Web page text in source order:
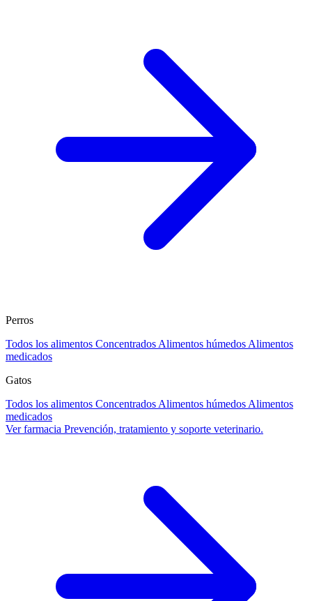
Perros
Todos los alimentos Concentrados Alimentos húmedos Alimentos
medicados
Gatos
Todos los alimentos Concentrados Alimentos húmedos Alimentos
medicados
Ver farmacia Prevención, tratamiento y soporte veterinario.